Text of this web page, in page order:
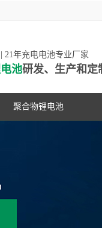
21年充电电池专业厂家
池研发、生产和定
聚合物锂电池
官网是镍氢电池国家标准主导
位，并参与多项锂电池行业国